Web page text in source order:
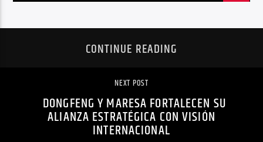
CONTINUE READING
NEXT POST
DONGFENG Y MARESA FORTALECEN SU
ALIANZA ESTRATÉGICA CON VISIÓN
INTERNACIONAL